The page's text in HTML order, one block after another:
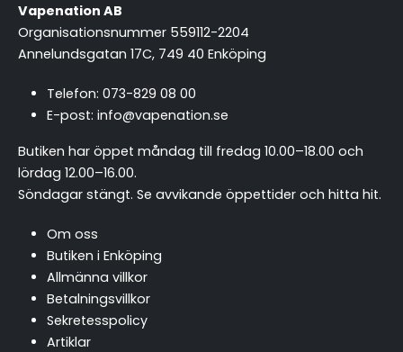
Vapenation AB
Organisationsnummer 559112-2204
Annelundsgatan 17C, 749 40 Enköping
Telefon: 073-829 08 00
E-post: info@vapenation.se
Butiken har öppet måndag till fredag 10.00–18.00 och
lördag 12.00–16.00.
Söndagar stängt. Se avvikande öppettider och hitta hit.
Om oss
Butiken i Enköping
Allmänna villkor
Betalningsvillkor
Sekretesspolicy
Artiklar